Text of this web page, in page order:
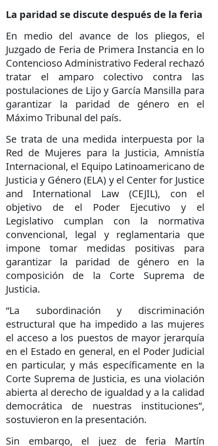
La paridad se discute después de la feria
En medio del avance de los pliegos, el
Juzgado de Feria de Primera Instancia en lo
Contencioso Administrativo Federal rechazó
tratar el amparo colectivo contra las
postulaciones de Lijo y García Mansilla para
garantizar la paridad de género en el
Máximo Tribunal del país.
Se trata de una medida interpuesta por la
Red de Mujeres para la Justicia, Amnistía
Internacional, el Equipo Latinoamericano de
Justicia y Género (ELA) y el Center for Justice
and International Law (CEJIL), con el
objetivo de el Poder Ejecutivo y el
Legislativo cumplan con la normativa
convencional, legal y reglamentaria que
impone tomar medidas positivas para
garantizar la paridad de género en la
composición de la Corte Suprema de
Justicia.
“La subordinación y discriminación
estructural que ha impedido a las mujeres
el acceso a los puestos de mayor jerarquía
en el Estado en general, en el Poder Judicial
en particular, y más específicamente en la
Corte Suprema de Justicia, es una violación
abierta al derecho de igualdad y a la calidad
democrática de nuestras instituciones”,
sostuvieron en la presentación.
Sin embargo, el juez de feria Martín